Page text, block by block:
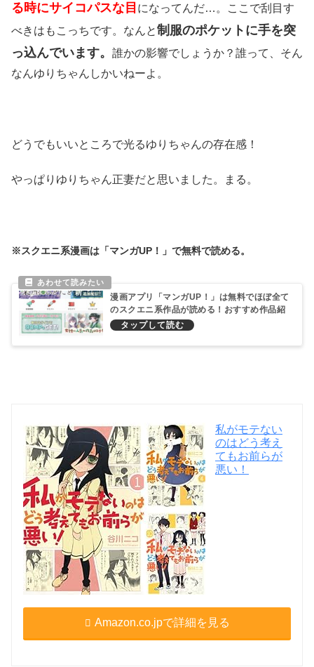
る時にサイコパスな目 になってんだ…。ここで刮目す
べきはもこっちです。なんと制服のポケットに手を突
っ込んでいます。 誰かの影響でしょうか？誰って、そん
なんゆりちゃんしかいねーよ。
どうでもいいところで光るゆりちゃんの存在感！
やっぱりゆりちゃん正妻だと思いました。まる。
※スクエニ系漫画は「マンガUP！」で無料で読める。
漫画アプリ「マンガUP！」は無料でほぼ全て
のスクエニ系作品が読める！おすすめ作品紹
介！
私がモテない
のはどう考え
てもお前らが
悪い！
Amazon.co.jpで詳細を見る